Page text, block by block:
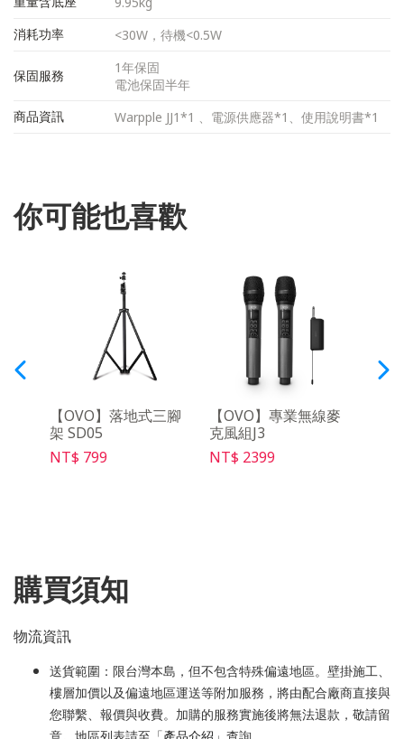
消耗功率
<30W，待機<0.5W
保固服務
1年保固
電池保固半年
商品資訊
Warpple JJ1*1 、電源供應器*1、使用說明書*1
你可能也喜歡
【OVO】落地式三腳
架 SD05
NT$ 799
【OVO】專業無線麥
克風組J3
NT$ 2399
購買須知
物流資訊
送貨範圍：限台灣本島，但不包含特殊偏遠地區。壁掛施工、
樓層加價以及偏遠地區運送等附加服務，將由配合廠商直接與
您聯繫、報價與收費。加購的服務實施後將無法退款，敬請留
意。地區列表請至「產品介紹 」查詢。